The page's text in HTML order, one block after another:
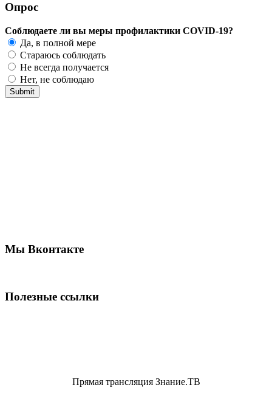
Опрос
Соблюдаете ли вы меры профилактики COVID-19?
Да, в полной мере
Стараюсь соблюдать
Не всегда получается
Нет, не соблюдаю
Мы Вконтакте
Полезные ссылки
Прямая трансляция Знание.ТВ